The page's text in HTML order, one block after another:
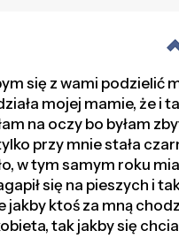
się z wami podzielić
mojej mamie, że i
na oczy bo byłam
przy mnie stała
w tym samym roku
się na pieszych i
ktoś za mną
tak jakby się